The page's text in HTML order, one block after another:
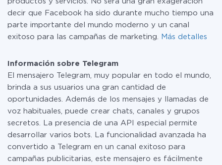
decir que Facebook ha sido durante mucho tiempo una
parte importante del mundo moderno y un canal
exitoso para las campañas de marketing.
Más detalles
Información sobre Telegram
El mensajero Telegram, muy popular en todo el mundo,
brinda a sus usuarios una gran cantidad de
oportunidades. Además de los mensajes y llamadas de
voz habituales, puede crear chats, canales y grupos
secretos. La presencia de una API especial permite
desarrollar varios bots. La funcionalidad avanzada ha
convertido a Telegram en un canal exitoso para
campañas publicitarias, este mensajero es fácilmente